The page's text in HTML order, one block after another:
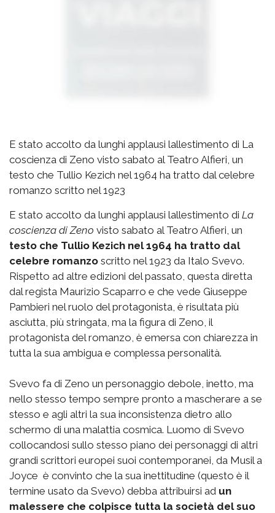
E stato accolto da lunghi applausi lallestimento di La
coscienza di Zeno visto sabato al Teatro Alfieri, un
testo che Tullio Kezich nel 1964 ha tratto dal celebre
romanzo scritto nel 1923
E stato accolto da lunghi applausi lallestimento di  La
coscienza di Zeno  visto sabato al Teatro Alfieri, un
testo che Tullio Kezich nel 1964 ha tratto dal
celebre romanzo scritto nel 1923 da Italo Svevo.
Rispetto ad altre edizioni del passato, questa diretta
dal regista Maurizio Scaparro e che vede Giuseppe
Pambieri nel ruolo del protagonista, è risultata più
asciutta, più stringata, ma la figura di Zeno, il
protagonista del romanzo, è emersa con chiarezza in
tutta la sua ambigua e complessa personalità.
Svevo fa di Zeno un personaggio debole, inetto, ma
nello stesso tempo sempre pronto a mascherare a se
stesso e agli altri la sua inconsistenza dietro allo
schermo di una malattia cosmica. Luomo di Svevo 
collocandosi sullo stesso piano dei personaggi di altri
grandi scrittori europei suoi contemporanei, da Musil a
Joyce  è convinto che la sua inettitudine (questo è il
termine usato da Svevo) debba attribuirsi ad un
malessere che colpisce tutta la società del suo